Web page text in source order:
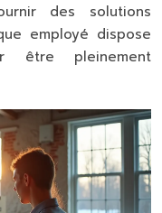
des solutions
employé dispose
être pleinement